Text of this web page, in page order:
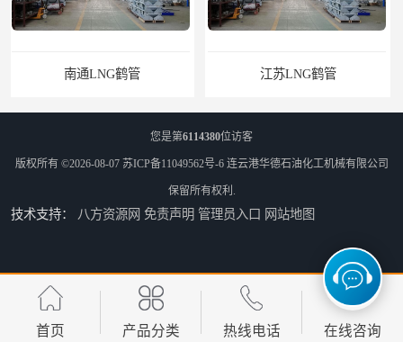
江苏LNG鹤管 太原船用臂厂家
舟山船用臂厂家 合肥船用臂
您是第6114380位访客
版权所有 ©2026-08-07 苏ICP备11049562号-6 连云港华德石油化工机械有限公司
保留所有权利.
技术支持： 八方资源网 免责声明 管理员入口 网站地图
首页 产品分类 热线电话 在线咨询